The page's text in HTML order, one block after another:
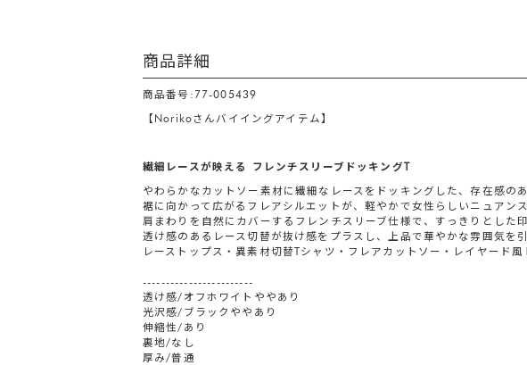
商品詳細
商品番号:77-005439
【Norikoさんバイイングアイテム】
繊細レースが映える フレンチスリーブドッキングT
やわらかなカットソー素材に繊細なレースをドッキングした、存在感の
裾に向かって広がるフレアシルエットが、軽やかで女性らしいニュアンス
肩まわりを自然にカバーするフレンチスリーブ仕様で、すっきりとした印
透け感のあるレース切替が抜け感をプラスし、上品で華やかな雰囲気を引
レーストップス・異素材切替Tシャツ・フレアカットソー・レイヤード風
------------------------
透け感/オフホワイトややあり
光沢感/ブラックややあり
伸縮性/あり
裏地/なし
厚み/普通